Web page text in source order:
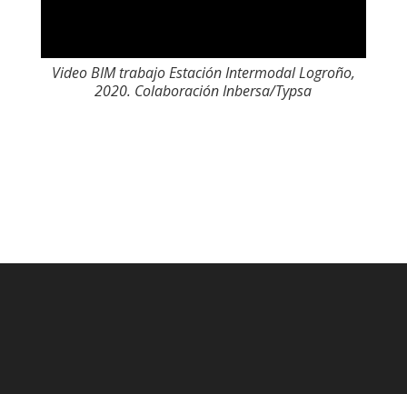
Video BIM trabajo Estación Intermodal Logroño,
2020. Colaboración Inbersa/Typsa